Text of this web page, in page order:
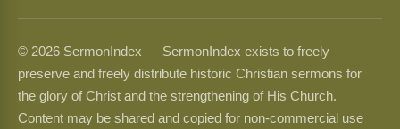
© 2026 SermonIndex — SermonIndex exists to freely
preserve and freely distribute historic Christian sermons for
the glory of Christ and the strengthening of His Church.
Content may be shared and copied for non-commercial use